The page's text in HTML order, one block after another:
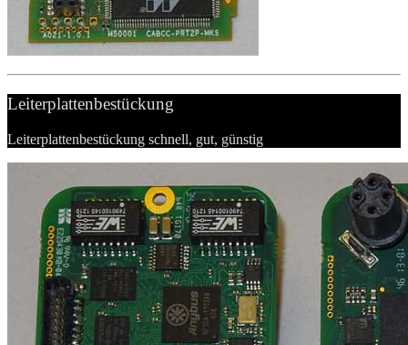
Leiterplattenbestückung
Leiterplattenbestückung schnell, gut, günstig